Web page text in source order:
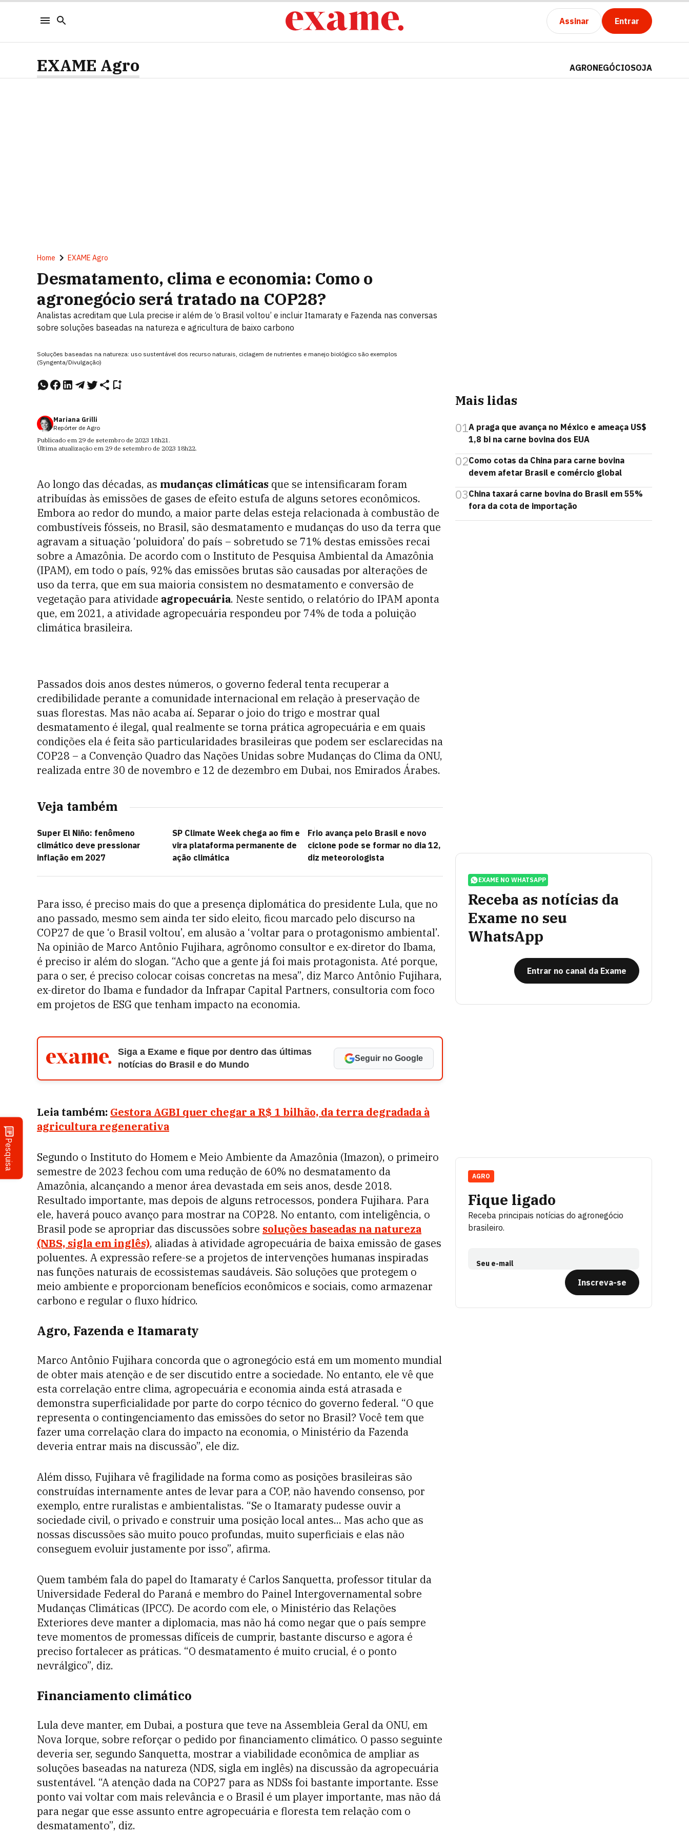
Assinar Entrar
Pesquisa
EXAME Agro AGRONEGÓCIOSOJA
Home EXAME Agro
Desmatamento, clima e economia: Como o
agronegócio será tratado na COP28?
Analistas acreditam que Lula precise ir além de ‘o Brasil voltou’ e incluir Itamaraty e Fazenda nas conversas
sobre soluções baseadas na natureza e agricultura de baixo carbono
Soluções baseadas na natureza: uso sustentável dos recurso naturais, ciclagem de nutrientes e manejo biológico são exemplos
(Syngenta/Divulgação)
Mariana Grilli
Repórter de Agro
Publicado em 29 de setembro de 2023 18h21.
Última atualização em 29 de setembro de 2023 18h22.
Ao longo das décadas, as mudanças climáticas que se intensificaram foram
atribuídas às emissões de gases de efeito estufa de alguns setores econômicos.
Embora ao redor do mundo, a maior parte delas esteja relacionada à combustão de
combustíveis fósseis, no Brasil, são desmatamento e mudanças do uso da terra que
agravam a situação ‘poluidora’ do país – sobretudo se 71% destas emissões recai
sobre a Amazônia. De acordo com o Instituto de Pesquisa Ambiental da Amazônia
(IPAM), em todo o país, 92% das emissões brutas são causadas por alterações de
uso da terra, que em sua maioria consistem no desmatamento e conversão de
vegetação para atividade agropecuária. Neste sentido, o relatório do IPAM aponta
que, em 2021, a atividade agropecuária respondeu por 74% de toda a poluição
climática brasileira.
Passados dois anos destes números, o governo federal tenta recuperar a
credibilidade perante a comunidade internacional em relação à preservação de
suas florestas. Mas não acaba aí. Separar o joio do trigo e mostrar qual
desmatamento é ilegal, qual realmente se torna prática agropecuária e em quais
condições ela é feita são particularidades brasileiras que podem ser esclarecidas na
COP28 – a Convenção Quadro das Nações Unidas sobre Mudanças do Clima da ONU,
realizada entre 30 de novembro e 12 de dezembro em Dubai, nos Emirados Árabes.
Veja também
Super El Niño: fenômeno
climático deve pressionar
inflação em 2027
SP Climate Week chega ao fim e
vira plataforma permanente de
ação climática
Frio avança pelo Brasil e novo
ciclone pode se formar no dia 12,
diz meteorologista
Para isso, é preciso mais do que a presença diplomática do presidente Lula, que no
ano passado, mesmo sem ainda ter sido eleito, ficou marcado pelo discurso na
COP27 de que ‘o Brasil voltou’, em alusão a ‘voltar para o protagonismo ambiental’.
Na opinião de Marco Antônio Fujihara, agrônomo consultor e ex-diretor do Ibama,
é preciso ir além do slogan. “Acho que a gente já foi mais protagonista. Até porque,
para o ser, é preciso colocar coisas concretas na mesa”, diz Marco Antônio Fujihara,
ex-diretor do Ibama e fundador da Infrapar Capital Partners, consultoria com foco
em projetos de ESG que tenham impacto na economia.
Siga a Exame e fique por dentro das últimas
notícias do Brasil e do Mundo
Seguir no Google
Leia também: Gestora AGBI quer chegar a R$ 1 bilhão, da terra degradada à
agricultura regenerativa
Segundo o Instituto do Homem e Meio Ambiente da Amazônia (Imazon), o primeiro
semestre de 2023 fechou com uma redução de 60% no desmatamento da
Amazônia, alcançando a menor área devastada em seis anos, desde 2018.
Resultado importante, mas depois de alguns retrocessos, pondera Fujihara. Para
ele, haverá pouco avanço para mostrar na COP28. No entanto, com inteligência, o
Brasil pode se apropriar das discussões sobre soluções baseadas na natureza
(NBS, sigla em inglês), aliadas à atividade agropecuária de baixa emissão de gases
poluentes. A expressão refere-se a projetos de intervenções humanas inspiradas
nas funções naturais de ecossistemas saudáveis. São soluções que protegem o
meio ambiente e proporcionam benefícios econômicos e sociais, como armazenar
carbono e regular o fluxo hídrico.
Agro, Fazenda e Itamaraty
Marco Antônio Fujihara concorda que o agronegócio está em um momento mundial
de obter mais atenção e de ser discutido entre a sociedade. No entanto, ele vê que
esta correlação entre clima, agropecuária e economia ainda está atrasada e
demonstra superficialidade por parte do corpo técnico do governo federal. “O que
representa o contingenciamento das emissões do setor no Brasil? Você tem que
fazer uma correlação clara do impacto na economia, o Ministério da Fazenda
deveria entrar mais na discussão”, ele diz.
Além disso, Fujihara vê fragilidade na forma como as posições brasileiras são
construídas internamente antes de levar para a COP, não havendo consenso, por
exemplo, entre ruralistas e ambientalistas. “Se o Itamaraty pudesse ouvir a
sociedade civil, o privado e construir uma posição local antes... Mas acho que as
nossas discussões são muito pouco profundas, muito superficiais e elas não
conseguem evoluir justamente por isso”, afirma.
Quem também fala do papel do Itamaraty é Carlos Sanquetta, professor titular da
Universidade Federal do Paraná e membro do Painel Intergovernamental sobre
Mudanças Climáticas (IPCC). De acordo com ele, o Ministério das Relações
Exteriores deve manter a diplomacia, mas não há como negar que o país sempre
teve momentos de promessas difíceis de cumprir, bastante discurso e agora é
preciso fortalecer as práticas. “O desmatamento é muito crucial, é o ponto
nevrálgico”, diz.
Financiamento climático
Lula deve manter, em Dubai, a postura que teve na Assembleia Geral da ONU, em
Nova Iorque, sobre reforçar o pedido por financiamento climático. O passo seguinte
deveria ser, segundo Sanquetta, mostrar a viabilidade econômica de ampliar as
soluções baseadas na natureza (NDS, sigla em inglês) na discussão da agropecuária
sustentável. “A atenção dada na COP27 para as NDSs foi bastante importante. Esse
ponto vai voltar com mais relevância e o Brasil é um player importante, mas não dá
para negar que esse assunto entre agropecuária e floresta tem relação com o
desmatamento”, diz.
Mais lidas
01A praga que avança no México e ameaça US$
1,8 bi na carne bovina dos EUA
02Como cotas da China para carne bovina
devem afetar Brasil e comércio global
03China taxará carne bovina do Brasil em 55%
fora da cota de importação
EXAME NO WHATSAPP
Receba as notícias da
Exame no seu
WhatsApp
Entrar no canal da Exame
Fique ligado
Receba principais notícias do agronegócio
brasileiro.
Seu e-mail
Inscreva-se
AGRO